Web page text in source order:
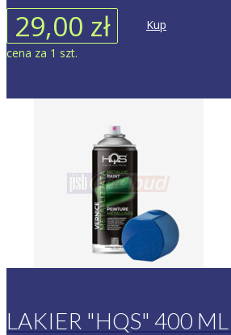
29,00 zł
Kup
cena za 1 szt.
LAKIER "HQS" 400